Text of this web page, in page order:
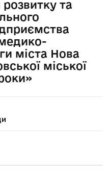
та
міста Нова
міської